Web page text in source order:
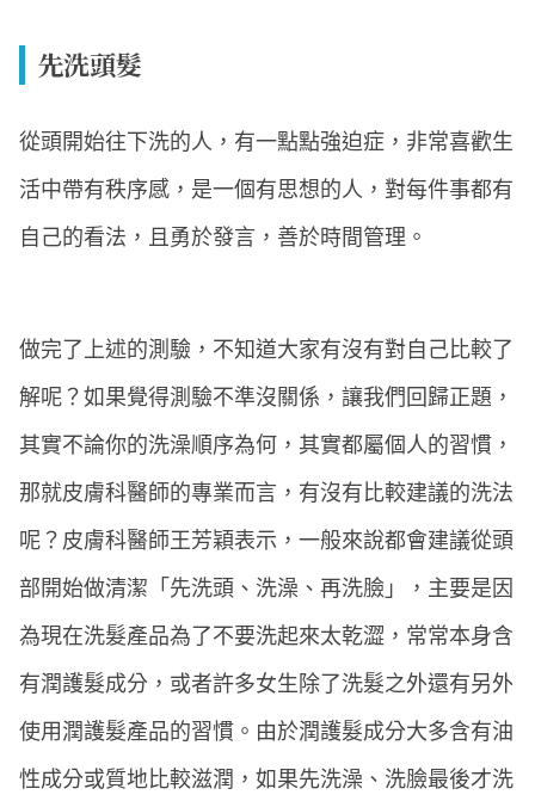
先洗頭髮
從頭開始往下洗的人，有一點點強迫症，非常喜歡生
活中帶有秩序感，是一個有思想的人，對每件事都有
自己的看法，且勇於發言，善於時間管理。
做完了上述的測驗，不知道大家有沒有對自己比較了
解呢？如果覺得測驗不準沒關係，讓我們回歸正題，
其實不論你的洗澡順序為何，其實都屬個人的習慣，
那就皮膚科醫師的專業而言，有沒有比較建議的洗法
呢？皮膚科醫師王芳穎表示，一般來說都會建議從頭
部開始做清潔「先洗頭、洗澡、再洗臉」，主要是因
為現在洗髮產品為了不要洗起來太乾澀，常常本身含
有潤護髮成分，或者許多女生除了洗髮之外還有另外
使用潤護髮產品的習慣。由於潤護髮成分大多含有油
性成分或質地比較滋潤，如果先洗澡、洗臉最後才洗